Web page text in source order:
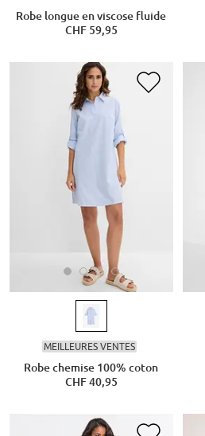
Robe longue en viscose fluide
CHF 59,95
MEILLEURES VENTES
Robe chemise 100% coton
CHF 40,95